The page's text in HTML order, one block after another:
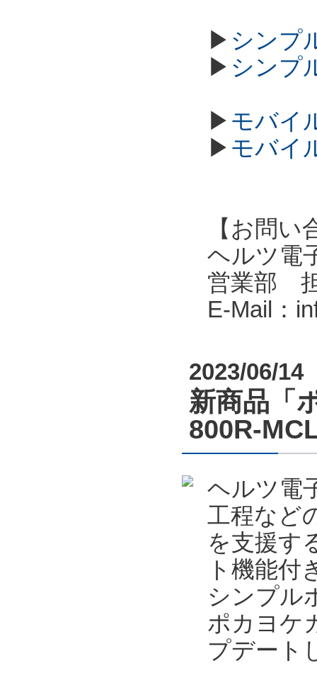
▶ シンプ
▶ シンプ
▶ モバイ
▶ モバイ
【お問い
ヘルツ電
営業部
E-Mail：
2023/06/14
新商品「
800R-
ヘルツ電
工程など
を支援す
ト機能付
シンプル
ポカヨケ
プデート